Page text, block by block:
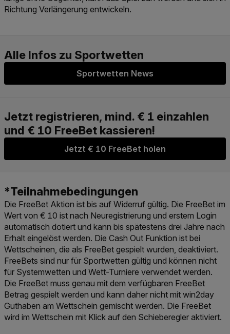
Richtung Verlängerung entwickeln.
Sportwetten News
Jetzt € 10 FreeBet holen
Die FreeBet Aktion ist bis auf Widerruf gültig. Die FreeBet im
Wert von € 10 ist nach Neuregistrierung und erstem Login
automatisch dotiert und kann bis spätestens drei Jahre nach
Erhalt eingelöst werden. Die Cash Out Funktion ist bei
Wettscheinen, die als FreeBet gespielt wurden, deaktiviert.
FreeBets sind nur für Sportwetten gültig und können nicht
für Systemwetten und Wett-Turniere verwendet werden.
Die FreeBet muss genau mit dem verfügbaren FreeBet
Betrag gespielt werden und kann daher nicht mit win2day
Guthaben am Wettschein gemischt werden. Die FreeBet
wird im Wettschein mit Klick auf den Schieberegler aktiviert.